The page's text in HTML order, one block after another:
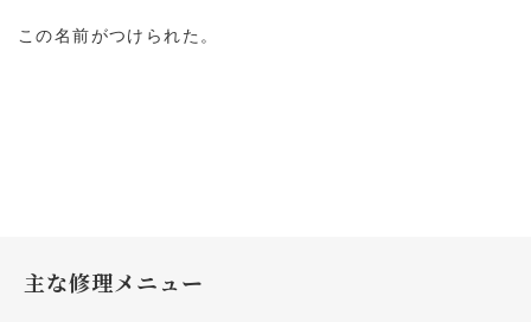
この名前がつけられた。
主な修理メニュー